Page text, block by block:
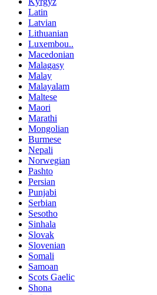
Latin
Latvian
Lithuanian
Luxembou..
Macedonian
Malagasy
Malay
Malayalam
Maltese
Maori
Marathi
Mongolian
Burmese
Nepali
Norwegian
Pashto
Persian
Punjabi
Serbian
Sesotho
Sinhala
Slovak
Slovenian
Somali
Samoan
Scots Gaelic
Shona